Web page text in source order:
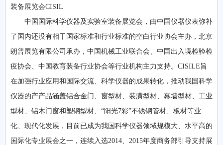
装备展览会CISIL
中国国际科学仪器及实验室装备展览会，由中国仪器仪表弥补
了国内还没有相干国家标准和行业标准的空白行业协会主办，北京
朗普展览有限公司承办，中国机械工业联合会、中国出入境检验检
疫协会、中国教育装备行业协会等行业机构主力支持。CISILE旨
在加强行业应用和国际交流、科学仪器的成果转化，推动我国科学
仪器的产产品涵盖铝合金门、窗型材、装潢型材、幕墙型材、工业
型材、铝木门窗和塑钢型材、“阳光7彩”不锈钢管材、板材等业
化、现代化发展，目前已成为我国科学仪器领域规模大、水平高的
国际化专业展会之一，连续入选2014、2015年度商务部引导支持展